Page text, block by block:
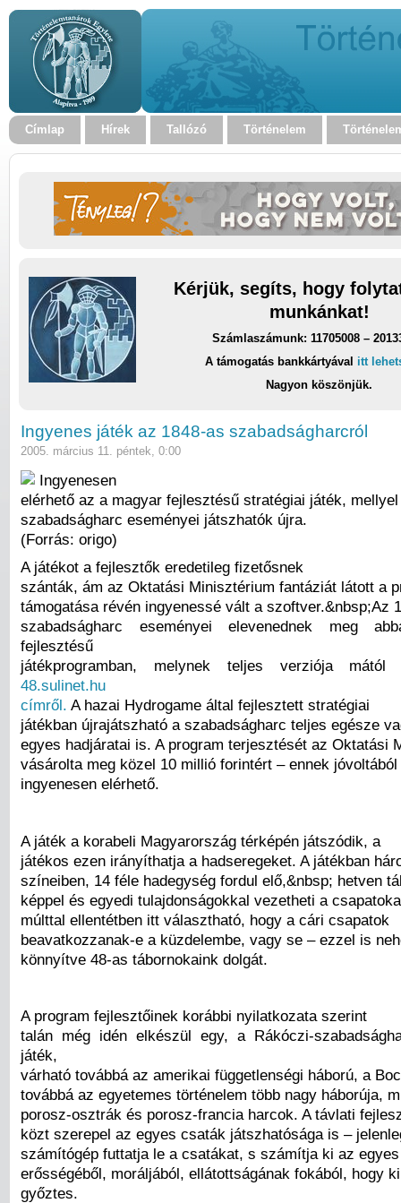
Címlap Hírek Tallózó Történelem
Kérjük, segíts, hogy
munkánkat!
Számlaszámunk: 11705008 –
A támogatás bankkártyával itt
Nagyon köszönjük.
Ingyenes játék az 1848-as szabadságharcról
2005. március 11. péntek, 0:00
Ingyenesen
elérhető az a magyar fejlesztésű stratégiai játék,
szabadságharc eseményei játszhatók újra.
(Forrás: origo)
A játékot a fejlesztők eredetileg fizetősnek
szánták, ám az Oktatási Minisztérium fantáziát látott a
támogatása révén ingyenessé vált a szoftver.&nbsp;Az
szabadságharc eseményei elevenednek meg
fejlesztésű
játékprogramban, melynek teljes verziója
48.sulinet.hu
címről. A hazai Hydrogame által fejlesztett stratégiai
játékban újrajátszható a szabadságharc teljes egésze
egyes hadjáratai is. A program terjesztését az Oktatási
vásárolta meg közel 10 millió forintért – ennek
ingyenesen elérhető.
A játék a korabeli Magyarország térképén játszódik, a
játékos ezen irányíthatja a hadseregeket. A játékban
színeiben, 14 féle hadegység fordul elő,&nbsp; hetven
képpel és egyedi tulajdonságokkal vezetheti a
múlttal ellentétben itt választható, hogy a cári csapatok
beavatkozzanak-e a küzdelembe, vagy se – ezzel is
könnyítve 48-as tábornokaink dolgát.
A program fejlesztőinek korábbi nyilatkozata szerint
talán még idén elkészül egy, a Rákóczi-
játék,
várható továbbá az amerikai függetlenségi háború, a
továbbá az egyetemes történelem több nagy háborúja,
porosz-osztrák és porosz-francia harcok. A távlati
közt szerepel az egyes csaták játszhatósága is –
számítógép futtatja le a csatákat, s számítja ki az
erősségéből, moráljából, ellátottságának fokából, hogy
győztes.